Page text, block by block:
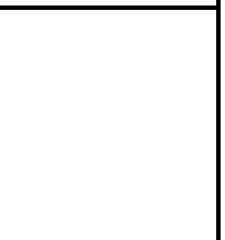
Длина - 90 см